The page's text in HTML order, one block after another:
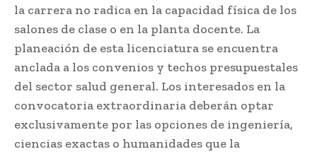
la carrera no radica en la capacidad física de los
salones de clase o en la planta docente. La
planeación de esta licenciatura se encuentra
anclada a los convenios y techos presupuestales
del sector salud general. Los interesados en la
convocatoria extraordinaria deberán optar
exclusivamente por las opciones de ingeniería,
ciencias exactas o humanidades que la